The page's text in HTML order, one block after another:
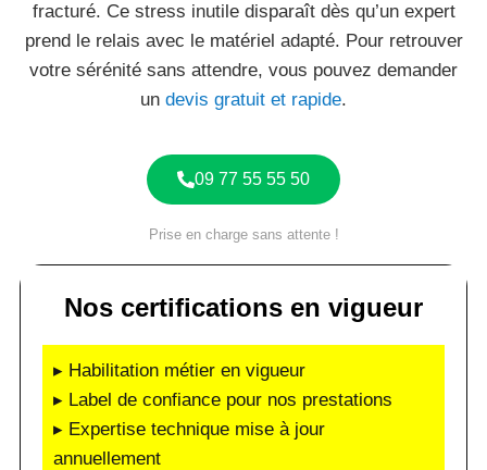
fracturé. Ce stress inutile disparaît dès qu’un expert
prend le relais avec le matériel adapté. Pour retrouver
votre sérénité sans attendre, vous pouvez demander
un devis gratuit et rapide.
09 77 55 55 50
Prise en charge sans attente !
Nos certifications en vigueur
▸ Habilitation métier en vigueur
▸ Label de confiance pour nos prestations
▸ Expertise technique mise à jour
annuellement